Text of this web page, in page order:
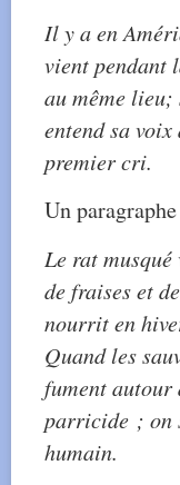
Il y a en
vient pendant
au même lieu;
entend sa
premier cri.
Un
Le rat
de fraises et
nourrit en
Quand les
fument autour
parricide ; on
humain.